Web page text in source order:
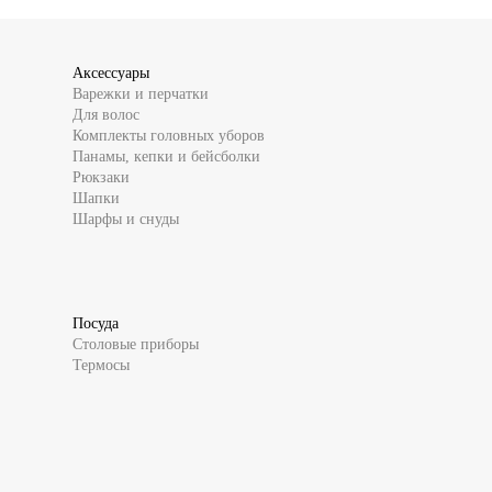
Аксессуары
Варежки и перчатки
Для волос
Комплекты головных уборов
Панамы, кепки и бейсболки
Рюкзаки
Шапки
Шарфы и снуды
Посуда
Столовые приборы
Термосы